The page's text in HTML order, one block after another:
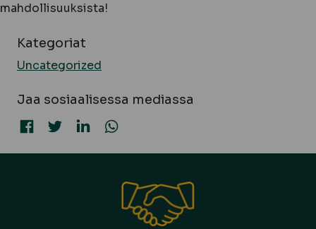
mahdollisuuksista!
Kategoriat
Uncategorized
Jaa sosiaalisessa mediassa